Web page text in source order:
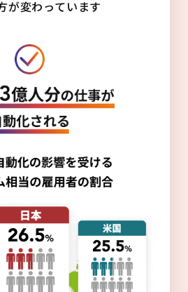
が変わっています